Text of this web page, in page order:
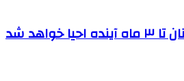
خواهد شد